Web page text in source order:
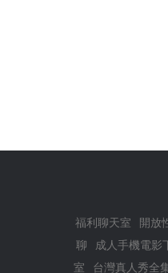
福利聊天室 開放
聊
成人手機電影
室
台灣真人秀全